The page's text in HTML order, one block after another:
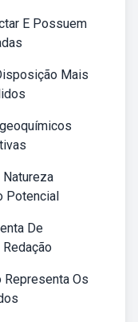
E Possuem
Mais
Potencial
De
Representa Os